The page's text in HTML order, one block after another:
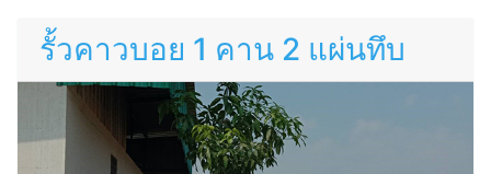
รั้วคาวบอย 1 คาน 2 แผ่นทึบ